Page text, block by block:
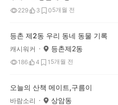
229 3 05개월 전
등촌 제2동 우리 동네 동물 기록
캐시워커 등촌제2동
186 4 1 5개월 전
오늘의 산책 메이트,구름이
바람소리 상암동